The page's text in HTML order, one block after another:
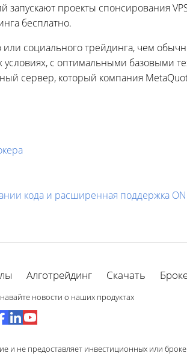
проекты спонсирования
бесплатно.
или социального трейдинга, чем
с оптимальными базовыми
сервер, который компания
кода и расширенная поддержка
Алготрейдинг Скачать
новости о наших продуктах
и не предоставляет инвестиционных или